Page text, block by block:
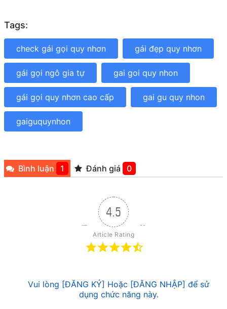
Tags:
check gái gọi quy nhơn gái đẹp quy nhơn
gái gọi ngô gia tự gai goi quy nhon
gái gọi quy nhơn cao cấp gai gu quy nhon
gaiguquynhon
Bình luận 1 Đánh giá 0
4.5
Article Rating
Vui lòng [ĐĂNG KÝ] Hoặc [ĐĂNG NHẬP] để sử
dụng chức năng này.